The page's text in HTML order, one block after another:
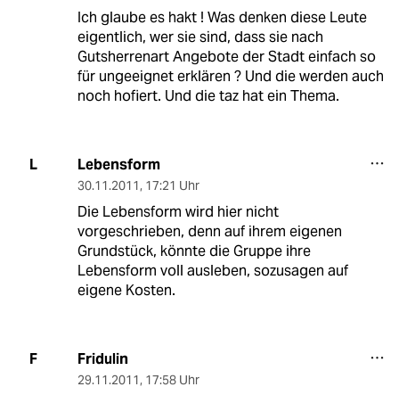
Ich glaube es hakt ! Was denken diese Leute
eigentlich, wer sie sind, dass sie nach
Gutsherrenart Angebote der Stadt einfach so
für ungeeignet erklären ? Und die werden auch
noch hofiert. Und die taz hat ein Thema.
L Lebensform
30.11.2011, 17:21 Uhr
Die Lebensform wird hier nicht
vorgeschrieben, denn auf ihrem eigenen
Grundstück, könnte die Gruppe ihre
Lebensform voll ausleben, sozusagen auf
eigene Kosten.
F Fridulin
29.11.2011, 17:58 Uhr